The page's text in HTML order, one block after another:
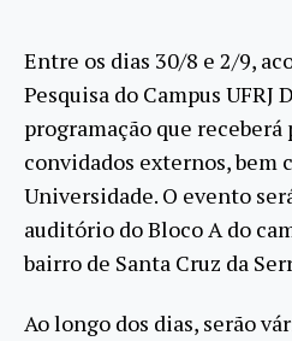
Entre os dias 30/8 e 2/9,
Pesquisa do Campus UFRJ
programação que receberá
convidados externos, bem
Universidade. O evento
auditório do Bloco A do
bairro de Santa Cruz da
Ao longo dos dias, serão